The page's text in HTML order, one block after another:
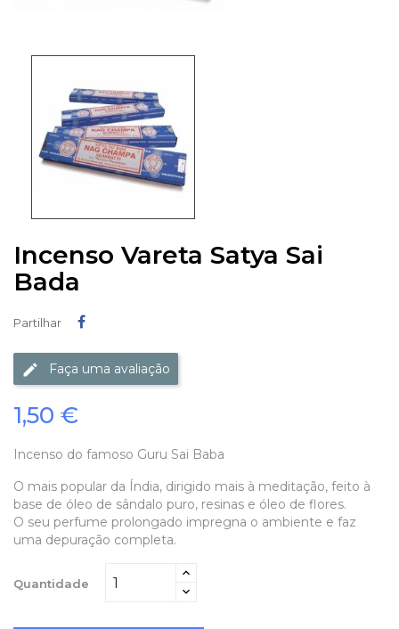
Incenso Vareta Satya Sai
Bada
Partilhar
Faça uma avaliação
1,50 €
Incenso do famoso Guru Sai Baba
O mais popular da Índia, dirigido mais à meditação, feito à
base de óleo de sândalo puro, resinas e óleo de flores.
O seu perfume prolongado impregna o ambiente e faz
uma depuração completa.
Quantidade